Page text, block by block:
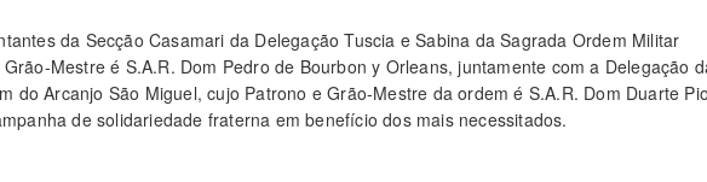
da Secção Casamari da Delegação Tuscia e Sabina da Sagrada Ordem Militar
Mestre é S.A.R. Dom Pedro de Bourbon y Orleans, juntamente com a Delegação
do Arcanjo São Miguel, cujo Patrono e Grão-Mestre da ordem é S.A.R. Dom Duarte
de solidariedade fraterna em benefício dos mais necessitados.